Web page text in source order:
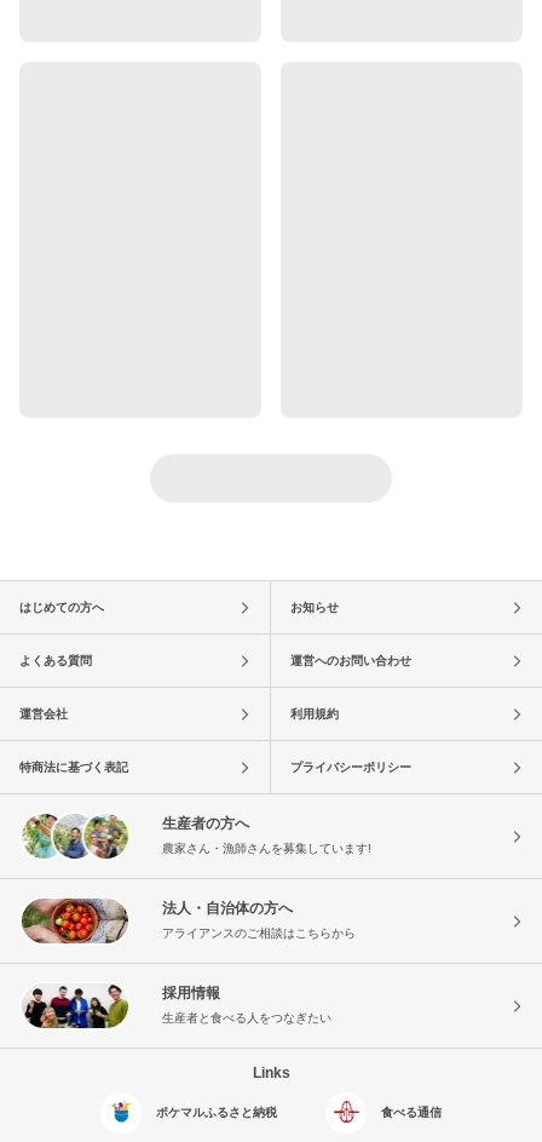
はじめての方へ お知らせ
よくある質問 運営へのお問い合わせ
運営会社 利用規約
特商法に基づく表記 プライバシーポリシー
生産者の方へ
農家さん・漁師さんを募集しています!
法人・自治体の方へ
アライアンスのご相談はこちらから
採用情報
生産者と食べる人をつなぎたい
Links
ポケマルふるさと納税 食べる通信